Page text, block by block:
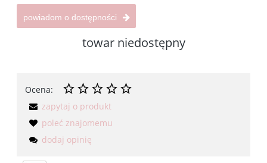
powiadom o dostępności
towar niedostępny
Ocena:
zapytaj o produkt
poleć znajomemu
dodaj opinię